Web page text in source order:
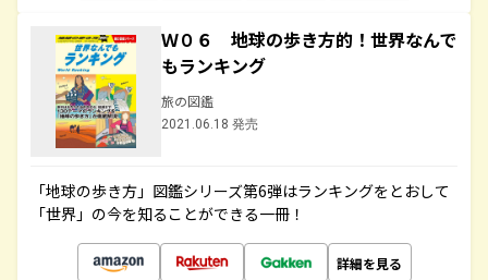
Ｗ０６ 地球の歩き方的！世界なんで
もランキング
旅の図鑑
2021.06.18 発売
「地球の歩き方」図鑑シリーズ第6弾はランキングをとおして
「世界」の今を知ることができる一冊！
詳細を見る